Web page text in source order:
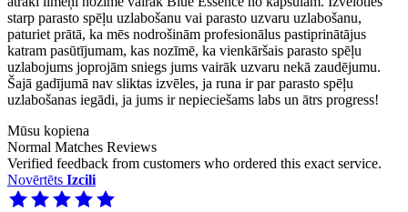
starp parasto spēļu uzlabošanu vai parasto uzvaru uzlabošanu,
paturiet prātā, ka mēs nodrošinām profesionālus pastiprinātājus
katram pasūtījumam, kas nozīmē, ka vienkāršais parasto spēļu
uzlabojums joprojām sniegs jums vairāk uzvaru nekā zaudējumu.
Šajā gadījumā nav sliktas izvēles, ja runa ir par parasto spēļu
uzlabošanas iegādi, ja jums ir nepieciešams labs un ātrs progress!
Mūsu kopiena
Normal Matches Reviews
Verified feedback from customers who ordered this exact service.
Novērtēts Izcili